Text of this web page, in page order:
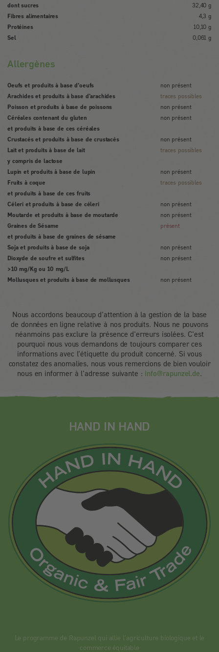
dont sucres
32,40 g
Fibres alimentaires
4,3 g
Protéines
10,10 g
Sel
0,061 g
Allergènes
Oeufs et produits à base d'oeufs
non présent
Arachides et produits à base d'arachides
traces possibles
Poisson et produits à base de poissons
non présent
Céréales contenant du gluten
et produits à base de ces céréales
non présent
Crustacés et produits à base de crustacés
non présent
Lait et produits à base de lait
y compris de lactose
traces possibles
Lupin et produits à base de lupin
non présent
Fruits à coque
et produits à base de ces fruits
traces possibles
Céleri et produits à base de céleri
non présent
Moutarde et produits à base de moutarde
non présent
Graines de Sésame
et produits à base de graines de sésame
présent
Soja et produits à base de soja
non présent
Dioxyde de soufre et sulfites
>10 mg/Kg ou 10 mg/L
non présent
Mollusques et produits à base de mollusques non présent
Nous accordons beaucoup d'attention à la gestion de la base
de données en ligne relative à nos produits. Nous ne pouvons
néanmoins pas exclure la présence d'erreurs isolées. C'est
pourquoi nous vous demandons de toujours comparer ces
informations avec l'étiquette du produit concerné. Si vous
constatez des anomalies, nous vous remercions de bien vouloir
nous en informer à l'adresse suivante : info@rapunzel.de.
HAND IN HAND
Le programme de Rapunzel qui allie l’agriculture biologique et le
commerce équitable